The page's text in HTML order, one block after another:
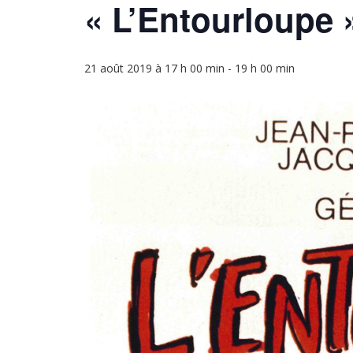
« L’Entourloupe
21 août 2019 à 17 h 00 min - 19 h 00 min